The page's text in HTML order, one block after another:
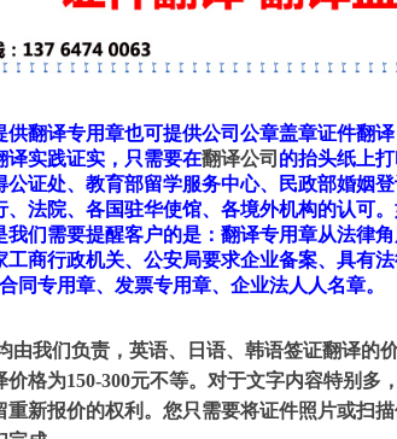
1
供翻译专用章也可提供公司公章盖章证件翻
译实践证实，只需要在翻译公司 的抬头纸上
公证处、教育部留学服务中心、民政部婚姻
、法院、各国驻华使馆、各境外机构的认可
们需要提醒客户的是： 翻译专用章从法律
工商行政机关、公安局要求企业备案、具有
同专用章、发票专用章、企业法人人名章。
由我们负责，英语、日语、韩语签证翻译的
格为150-300元不等。对于文字内容特别多
重新报价的权利。您只需要将证件照片或扫